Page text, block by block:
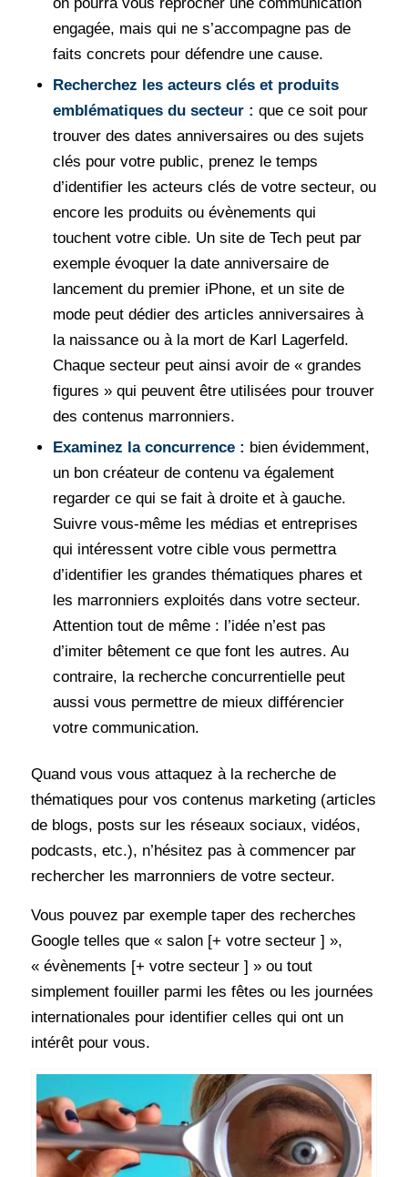
engagée, mais qui ne s’accompagne pas de
faits concrets pour défendre une cause.
Recherchez les acteurs clés et produits
emblématiques du secteur : que ce soit pour
trouver des dates anniversaires ou des sujets
clés pour votre public, prenez le temps
d’identifier les acteurs clés de votre secteur, ou
encore les produits ou évènements qui
touchent votre cible. Un site de Tech peut par
exemple évoquer la date anniversaire de
lancement du premier iPhone, et un site de
mode peut dédier des articles anniversaires à
la naissance ou à la mort de Karl Lagerfeld.
Chaque secteur peut ainsi avoir de « grandes
figures » qui peuvent être utilisées pour trouver
des contenus marronniers.
Examinez la concurrence : bien évidemment,
un bon créateur de contenu va également
regarder ce qui se fait à droite et à gauche.
Suivre vous-même les médias et entreprises
qui intéressent votre cible vous permettra
d’identifier les grandes thématiques phares et
les marronniers exploités dans votre secteur.
Attention tout de même : l’idée n’est pas
d’imiter bêtement ce que font les autres. Au
contraire, la recherche concurrentielle peut
aussi vous permettre de mieux différencier
votre communication.
Quand vous vous attaquez à la recherche de
thématiques pour vos contenus marketing (articles
de blogs, posts sur les réseaux sociaux, vidéos,
podcasts, etc.), n’hésitez pas à commencer par
rechercher les marronniers de votre secteur.
Vous pouvez par exemple taper des recherches
Google telles que « salon [+ votre secteur ] »,
« évènements [+ votre secteur ] » ou tout
simplement fouiller parmi les fêtes ou les journées
internationales pour identifier celles qui ont un
intérêt pour vous.